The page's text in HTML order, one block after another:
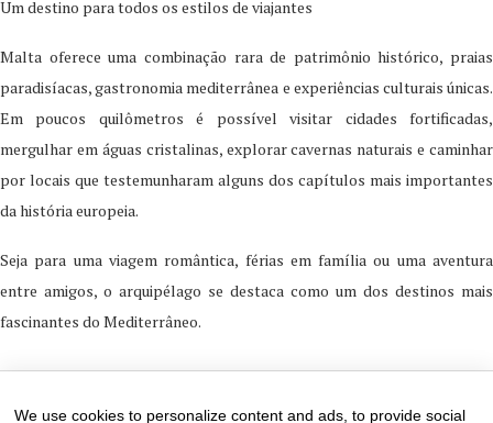
Um destino para todos os estilos de viajantes
Malta oferece uma combinação rara de patrimônio histórico, praias
paradisíacas, gastronomia mediterrânea e experiências culturais únicas.
Em poucos quilômetros é possível visitar cidades fortificadas,
mergulhar em águas cristalinas, explorar cavernas naturais e caminhar
por locais que testemunharam alguns dos capítulos mais importantes
da história europeia.
Seja para uma viagem romântica, férias em família ou uma aventura
entre amigos, o arquipélago se destaca como um dos destinos mais
fascinantes do Mediterrâneo.
We use cookies to personalize content and ads, to provide social